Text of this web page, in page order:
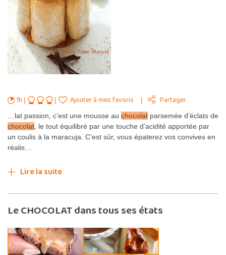
1h Ajouter à mes favoris Partager
…lat passion, c’est une mousse au chocolat parsemée d’éclats de
chocolat , le tout équilibré par une touche d’acidité apportée par
un coulis à la maracuja. C’est sûr, vous épaterez vos convives en
réalis…
Lire la suite
Le CHOCOLAT dans tous ses états